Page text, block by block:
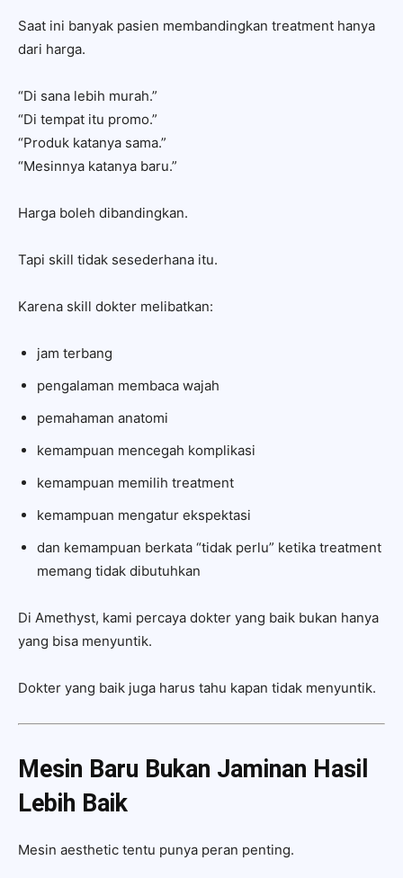
Saat ini banyak pasien membandingkan treatment hanya
dari harga.
“Di sana lebih murah.”
“Di tempat itu promo.”
“Produk katanya sama.”
“Mesinnya katanya baru.”
Harga boleh dibandingkan.
Tapi skill tidak sesederhana itu.
Karena skill dokter melibatkan:
jam terbang
pengalaman membaca wajah
pemahaman anatomi
kemampuan mencegah komplikasi
kemampuan memilih treatment
kemampuan mengatur ekspektasi
dan kemampuan berkata “tidak perlu” ketika treatment
memang tidak dibutuhkan
Di Amethyst, kami percaya dokter yang baik bukan hanya
yang bisa menyuntik.
Dokter yang baik juga harus tahu kapan tidak menyuntik.
Mesin Baru Bukan Jaminan Hasil
Lebih Baik
Mesin aesthetic tentu punya peran penting.